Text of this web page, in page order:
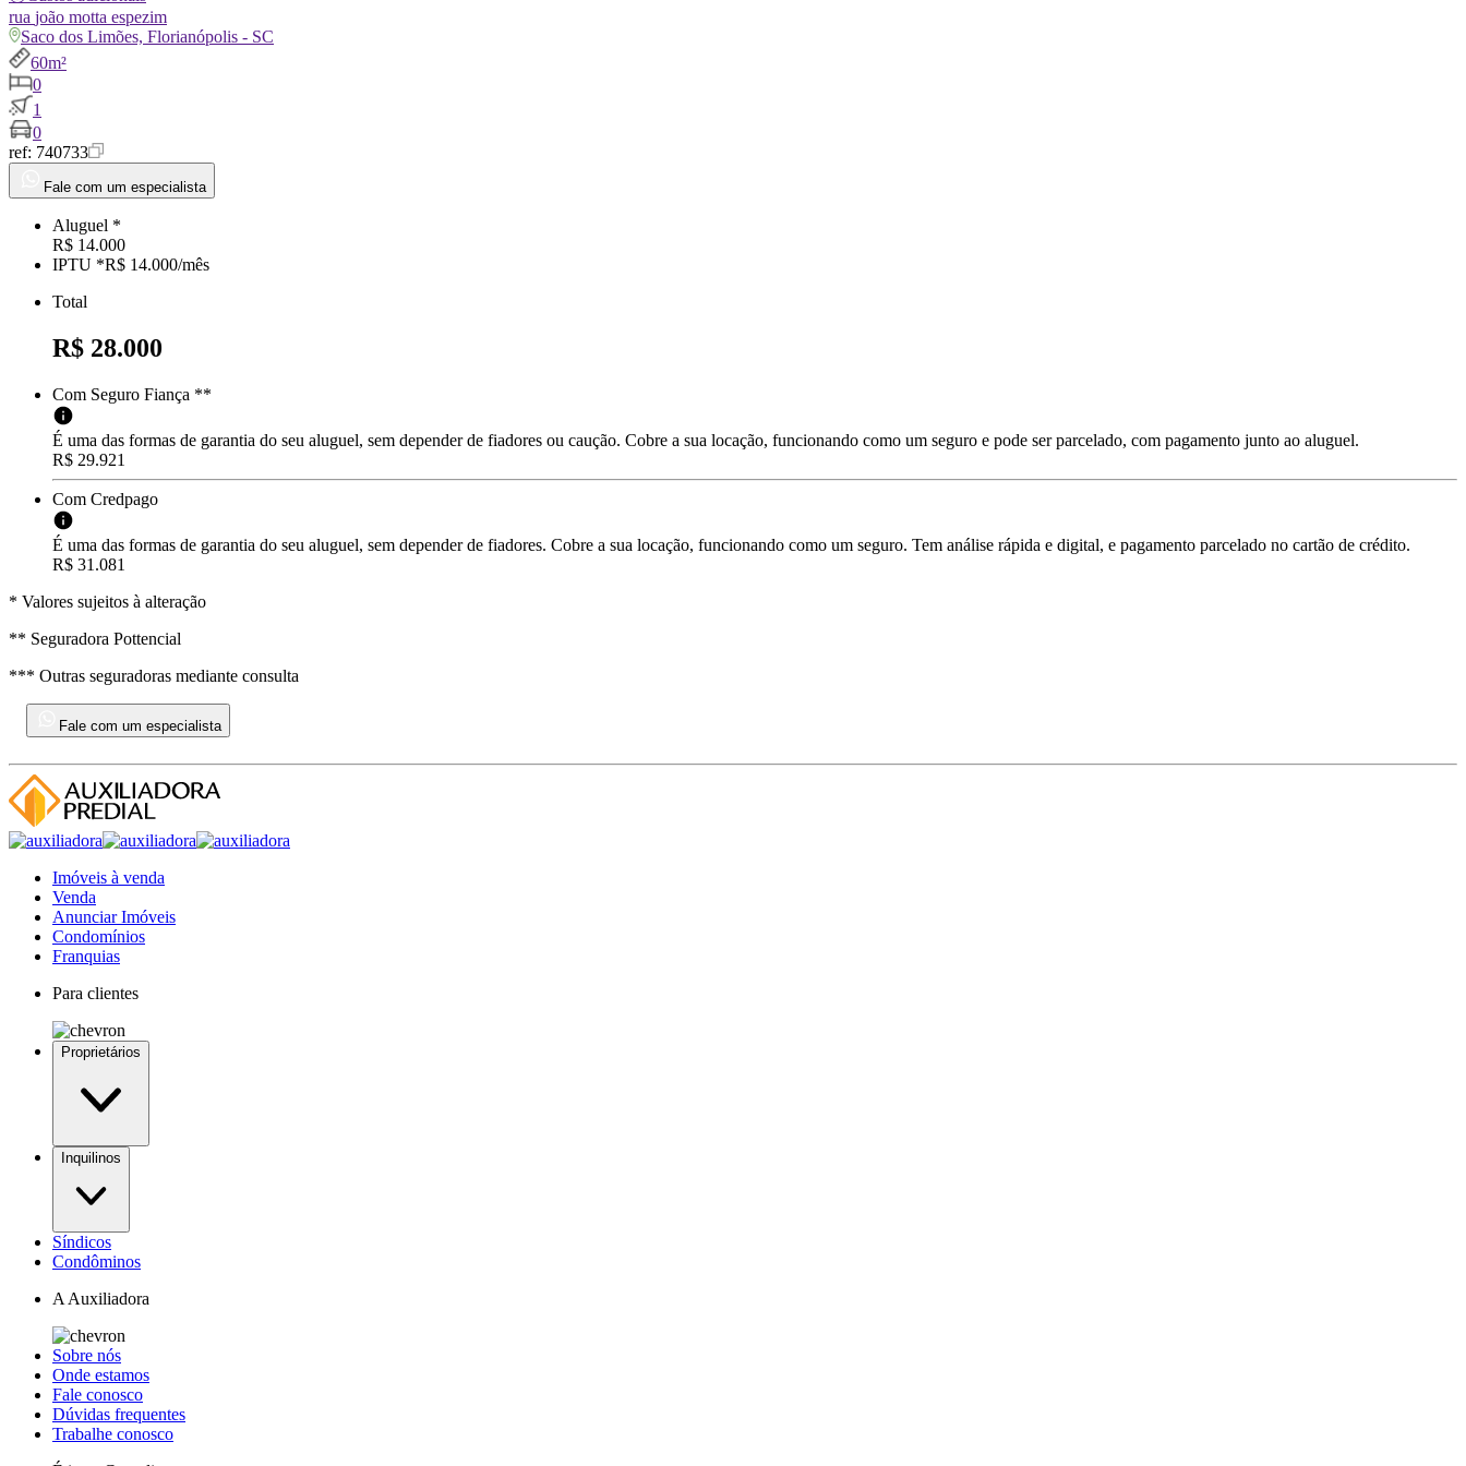
rua joão motta espezim
Saco dos Limões, Florianópolis - SC
60m²
0
1
0
ref: 740733
Fale com um especialista
Aluguel *
R$ 14.000
IPTU *R$ 14.000/mês
Total
R$ 28.000
Com Seguro Fiança **
É uma das formas de garantia do seu aluguel, sem depender de fiadores ou caução. Cobre a sua locação, funcionando como um seguro e pode ser parcelado, com pagamento junto ao aluguel.
R$ 29.921
Com Credpago
É uma das formas de garantia do seu aluguel, sem depender de fiadores. Cobre a sua locação, funcionando como um seguro. Tem análise rápida e digital, e pagamento parcelado no cartão de crédito.
R$ 31.081
* Valores sujeitos à alteração
** Seguradora Pottencial
*** Outras seguradoras mediante consulta
Fale com um especialista
Imóveis à venda
Venda
Anunciar Imóveis
Condomínios
Franquias
Para clientes
Proprietários
Inquilinos
Síndicos
Condôminos
A Auxiliadora
Sobre nós
Onde estamos
Fale conosco
Dúvidas frequentes
Trabalhe conosco